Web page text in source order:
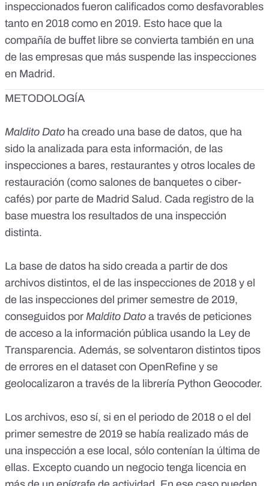
inspeccionados fueron calificados como desfavorables
tanto en 2018 como en 2019. Esto hace que la
compañía de buffet libre se convierta también en una
de las empresas que más suspende las inspecciones
en Madrid.
METODOLOGÍA
Maldito Dato ha creado una base de datos, que ha
sido la analizada para esta información, de las
inspecciones a bares, restaurantes y otros locales de
restauración (como salones de banquetes o ciber-
cafés) por parte de Madrid Salud. Cada registro de la
base muestra los resultados de una inspección
distinta.
La base de datos ha sido creada a partir de dos
archivos distintos, el de las inspecciones de 2018 y el
de las inspecciones del primer semestre de 2019,
conseguidos por Maldito Dato a través de peticiones
de acceso a la información pública usando la Ley de
Transparencia. Además, se solventaron distintos tipos
de errores en el dataset con OpenRefine y se
geolocalizaron a través de la librería Python Geocoder.
Los archivos, eso sí, si en el periodo de 2018 o el del
primer semestre de 2019 se había realizado más de
una inspección a ese local, sólo contenían la última de
ellas. Excepto cuando un negocio tenga licencia en